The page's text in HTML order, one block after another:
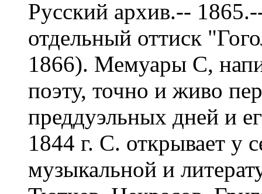
Русский архив.--
отдельный оттиск
1866). Мемуары С,
поэту, точно и живо
преддуэльных дней и
1844 г. С. открывает у
музыкальной и